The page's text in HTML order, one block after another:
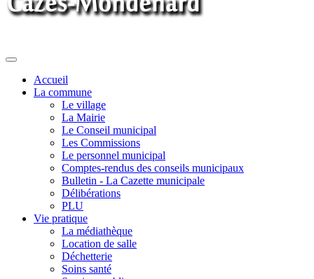
Toggle
navigationAccueil
La commune
Le village
La Mairie
Le Conseil municipal
Les Commissions
Le personnel municipal
Comptes-rendus des conseils municipaux
Bulletin - La Cazette municipale
Délibérations
PLU
Vie pratique
La médiathèque
Location de salle
Déchetterie
Soins santé